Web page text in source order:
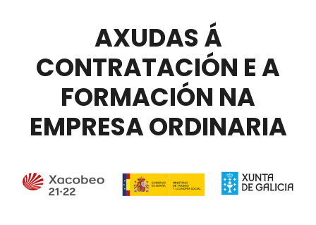
AXUDAS Á
CONTRATACIÓN E A
FORMACIÓN NA
EMPRESA ORDINARIA